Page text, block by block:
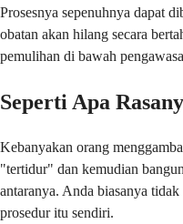
Prosesnya sepenuhnya dapat
obatan akan hilang secara
pemulihan di bawah
Seperti Apa
Kebanyakan orang
"tertidur" dan kemudian
antaranya. Anda biasanya
prosedur itu sendiri.